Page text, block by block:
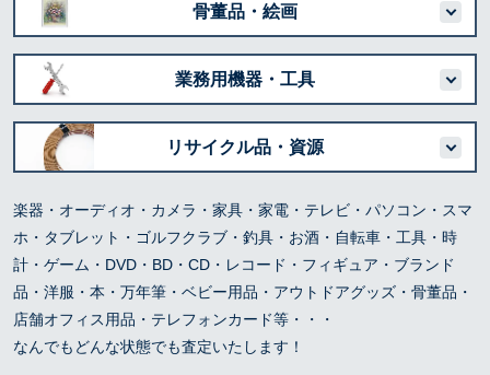
骨董品・絵画
業務用機器・工具
リサイクル品・資源
楽器・オーディオ・カメラ・家具・家電・テレビ・パソコン・スマ
ホ・タブレット・ゴルフクラブ・釣具・お酒・自転車・工具・時
計・ゲーム・DVD・BD・CD・レコード・フィギュア・ブランド
品・洋服・本・万年筆・ベビー用品・アウトドアグッズ・骨董品・
店舗オフィス用品・テレフォンカード等・・・
なんでもどんな状態でも査定いたします！